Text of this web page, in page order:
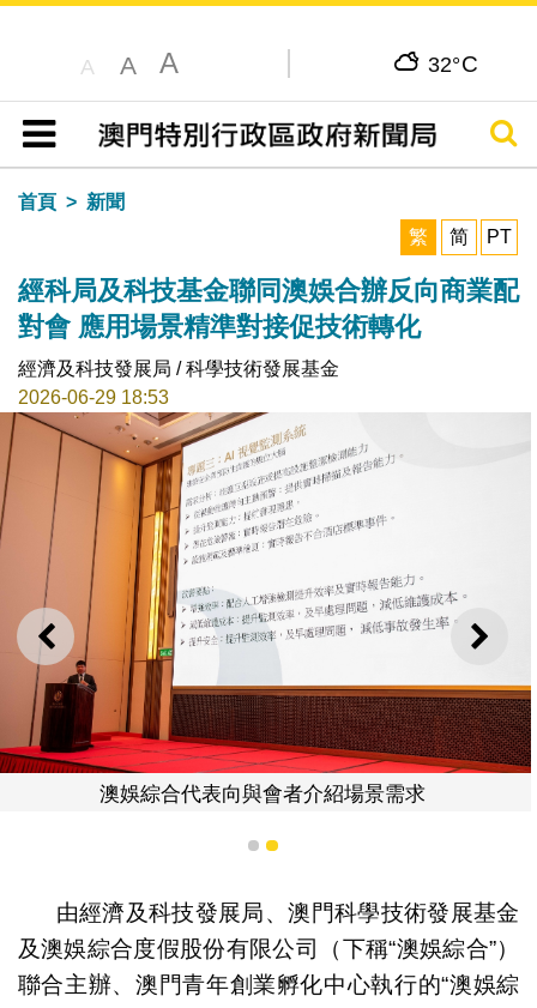
A A A 32°C
目錄
搜尋
首頁
新聞
繁
简 PT
經科局及科技基金聯同澳娛合辦反向商業配
對會 應用場景精準對接促技術轉化
經濟及科技發展局 / 科學技術發展基金
2026-06-29 18:53
上一則 下一
澳娛綜合代表向與會者介紹場景需求
1 2
由經濟及科技發展局、澳門科學技術發展基金
及澳娛綜合度假股份有限公司（下稱“澳娛綜合”）
聯合主辦、澳門青年創業孵化中心執行的“澳娛綜